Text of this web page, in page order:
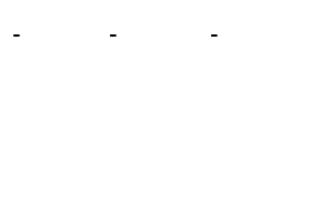
- - -